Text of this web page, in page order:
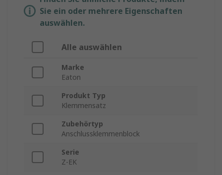
Sie ein oder mehrere Eigenschaften
auswählen.
Alle auswählen
Marke
Eaton
Produkt Typ
Klemmensatz
Zubehörtyp
Anschlussklemmenblock
Serie
Z-EK